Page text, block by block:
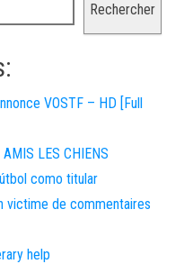
Rechercher
VOSTF – HD [Full
AMIS LES CHIENS
como titular
victime de commentaires
help